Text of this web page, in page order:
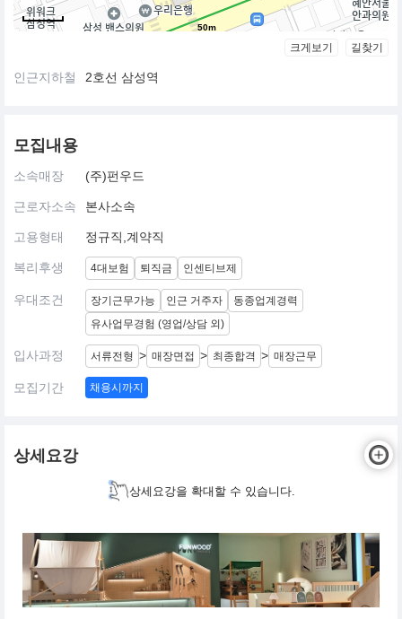
50m
크게보기 길찾기
인근지하철 2호선 삼성역
모집내용
소속매장 (주)펀우드
근로자소속 본사소속
고용형태 정규직,계약직
복리후생 4대보험 퇴직금 인센티브제
우대조건 장기근무가능 인근 거주자
동종업계경력
유사업무경험 (영업/상담 외)
입사과정 서류전형 > 매장면접 > 최종합격 > 매장근무
모집기간 채용시까지
상세요강
상세요강을 확대할 수 있습니다.